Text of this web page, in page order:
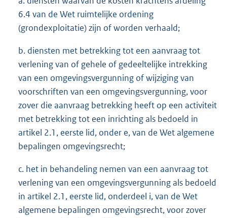
6.4 van de Wet ruimtelijke ordening
(grondexploitatie) zijn of worden verhaald;
b. diensten met betrekking tot een aanvraag tot
verlening van of gehele of gedeeltelijke intrekking
van een omgevingsvergunning of wijziging van
voorschriften van een omgevingsvergunning, voor
zover die aanvraag betrekking heeft op een activiteit
met betrekking tot een inrichting als bedoeld in
artikel 2.1, eerste lid, onder e, van de Wet algemene
bepalingen omgevingsrecht;
c. het in behandeling nemen van een aanvraag tot
verlening van een omgevingsvergunning als bedoeld
in artikel 2.1, eerste lid, onderdeel i, van de Wet
algemene bepalingen omgevingsrecht, voor zover